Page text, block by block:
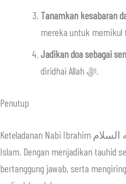
Tanamkan kesabaran
mereka untuk memikul
Jadikan doa sebagai
Penutup
Keteladanan Nabi Ibrahim عليه السلام dalam mendidik anak adalah pelajaran tak ternilai bagi umat
Islam. Dengan menjadikan tauhid
bertanggung jawab, serta